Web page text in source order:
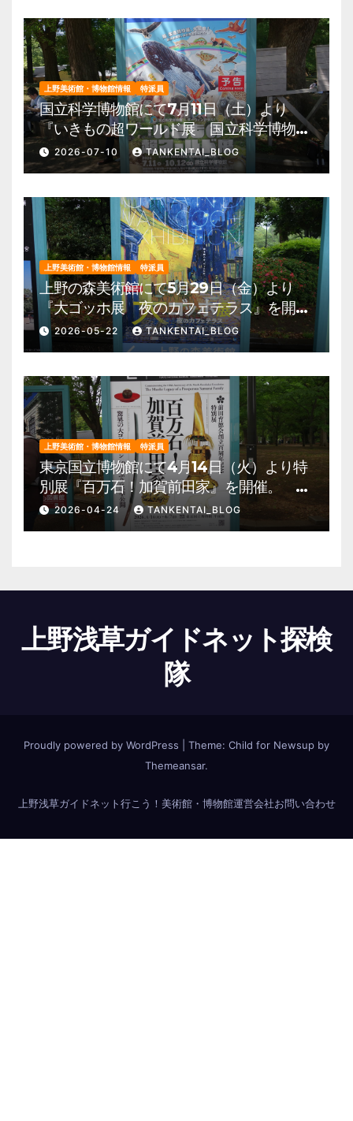
上野美術館・博物館情報 特派員
国立科学博物館にて7月11日（土）より
『いきもの超ワールド展 国立科学博物館
×ダーウィンが来た！』を開催。 上野公
園 美術館・博物館 混雑情報他
2026-07-10 TANKENTAI_BLOG
上野美術館・博物館情報 特派員
上野の森美術館にて5月29日（金）より
『大ゴッホ展 夜のカフェテラス』を開
催。 上野公園 美術館・博物館 混雑情
報他
2026-05-22 TANKENTAI_BLOG
上野美術館・博物館情報 特派員
東京国立博物館にて4月14日（火）より特
別展『百万石！加賀前田家』を開催。 上
野公園 美術館・博物館 混雑情報他
2026-04-24 TANKENTAI_BLOG
上野浅草ガイドネット探検
隊
Proudly powered by WordPress Theme: Child for Newsup by
Themeansar.
上野浅草ガイドネット行こう！美術館・博物館運営会社お問い合わせ